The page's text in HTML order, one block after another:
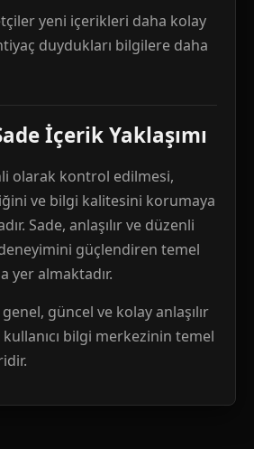
yeni içerikleri daha kolay
duydukları bilgilere daha
İçerik Yaklaşımı
olarak kontrol edilmesi,
ve bilgi kalitesini korumaya
Sade, anlaşılır ve düzenli
güçlendiren temel
yer almaktadır.
güncel ve kolay anlaşılır
bilgi merkezinin temel